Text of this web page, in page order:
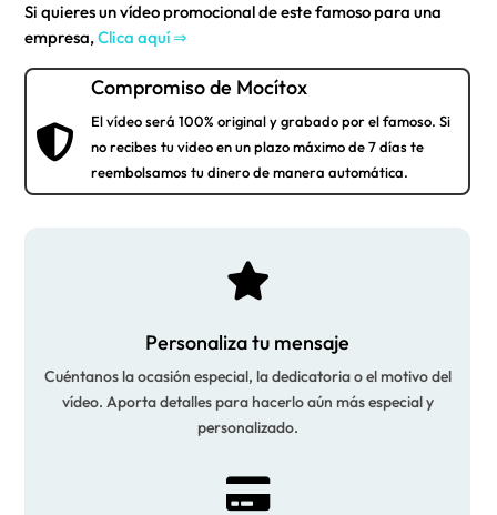
Si quieres un vídeo promocional de este famoso para una
empresa,Clica aquí ⇒

Compromiso de Mocítox
El vídeo será 100% original y grabado por el famoso. Si
no recibes tu video en un plazo máximo de 7 días te
reembolsamos tu dinero de manera automática.

Personaliza tu mensaje
Cuéntanos la ocasión especial, la dedicatoria o el motivo del
vídeo. Aporta detalles para hacerlo aún más especial y
personalizado.
